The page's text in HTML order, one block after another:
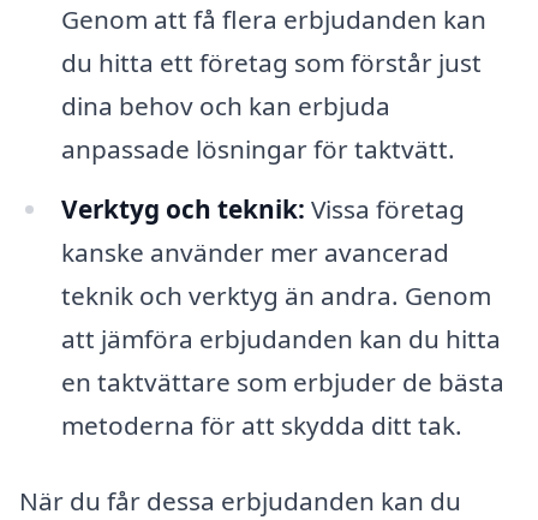
Genom att få flera erbjudanden kan
du hitta ett företag som förstår just
dina behov och kan erbjuda
anpassade lösningar för taktvätt.
Verktyg och teknik: Vissa företag
kanske använder mer avancerad
teknik och verktyg än andra. Genom
att jämföra erbjudanden kan du hitta
en taktvättare som erbjuder de bästa
metoderna för att skydda ditt tak.
När du får dessa erbjudanden kan du